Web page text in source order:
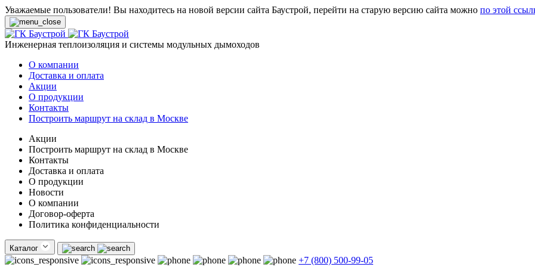
Уважаемые пользователи! Вы находитесь на новой версии сайта Баустрой, перейти на старую версию сайта можно по этой
Инженерная теплоизоляция и системы модульных дымоходов
О компании
Доставка и оплата
Акции
О продукции
Контакты
Построить маршрут на склад в Москве
Акции
Построить маршрут на склад в Москве
Контакты
Доставка и оплата
О продукции
Новости
О компании
Договор-оферта
Политика конфиденциальности
Каталог
+7 (800) 500-99-05